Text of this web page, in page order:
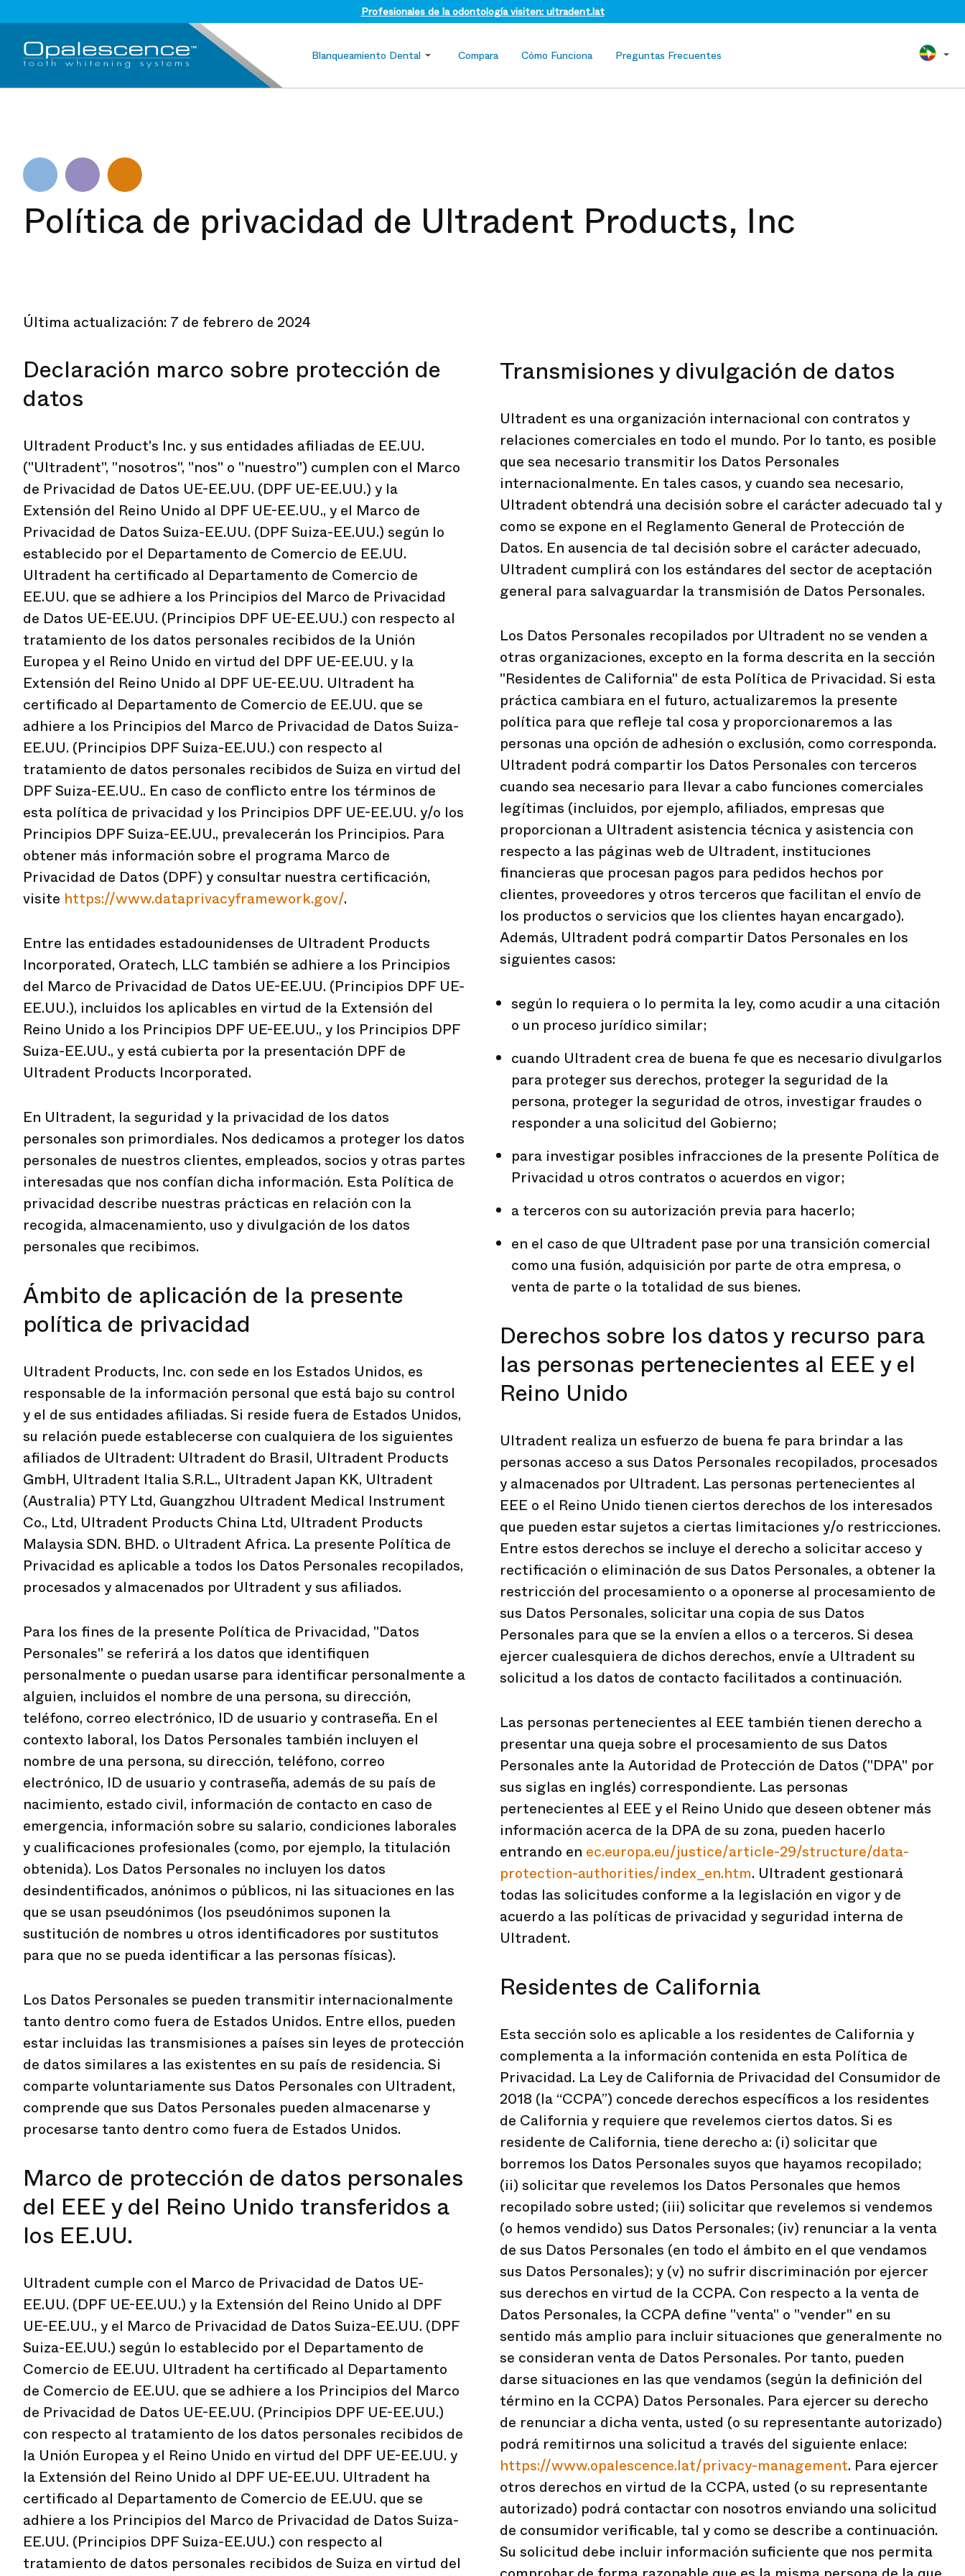
Profesionales de la odontología visiten: ultradent.lat
Blanqueamiento Dental Compara Cómo Funciona Preguntas Frecuentes
Política de privacidad de Ultradent Products, Inc
Última actualización: 7 de febrero de 2024
Declaración marco sobre protección de
datos
Ultradent Product's Inc. y sus entidades afiliadas de EE.UU.
("Ultradent", "nosotros", "nos" o "nuestro") cumplen con el Marco
de Privacidad de Datos UE-EE.UU. (DPF UE-EE.UU.) y la
Extensión del Reino Unido al DPF UE-EE.UU., y el Marco de
Privacidad de Datos Suiza-EE.UU. (DPF Suiza-EE.UU.) según lo
establecido por el Departamento de Comercio de EE.UU.
Ultradent ha certificado al Departamento de Comercio de
EE.UU. que se adhiere a los Principios del Marco de Privacidad
de Datos UE-EE.UU. (Principios DPF UE-EE.UU.) con respecto al
tratamiento de los datos personales recibidos de la Unión
Europea y el Reino Unido en virtud del DPF UE-EE.UU. y la
Extensión del Reino Unido al DPF UE-EE.UU. Ultradent ha
certificado al Departamento de Comercio de EE.UU. que se
adhiere a los Principios del Marco de Privacidad de Datos Suiza-
EE.UU. (Principios DPF Suiza-EE.UU.) con respecto al
tratamiento de datos personales recibidos de Suiza en virtud del
DPF Suiza-EE.UU.. En caso de conflicto entre los términos de
esta política de privacidad y los Principios DPF UE-EE.UU. y/o los
Principios DPF Suiza-EE.UU., prevalecerán los Principios. Para
obtener más información sobre el programa Marco de
Privacidad de Datos (DPF) y consultar nuestra certificación,
visite https://www.dataprivacyframework.gov/.
Entre las entidades estadounidenses de Ultradent Products
Incorporated, Oratech, LLC también se adhiere a los Principios
del Marco de Privacidad de Datos UE-EE.UU. (Principios DPF UE-
EE.UU.), incluidos los aplicables en virtud de la Extensión del
Reino Unido a los Principios DPF UE-EE.UU., y los Principios DPF
Suiza-EE.UU., y está cubierta por la presentación DPF de
Ultradent Products Incorporated.
En Ultradent, la seguridad y la privacidad de los datos
personales son primordiales. Nos dedicamos a proteger los datos
personales de nuestros clientes, empleados, socios y otras partes
interesadas que nos confían dicha información. Esta Política de
privacidad describe nuestras prácticas en relación con la
recogida, almacenamiento, uso y divulgación de los datos
personales que recibimos.
Ámbito de aplicación de la presente
política de privacidad
Ultradent Products, Inc. con sede en los Estados Unidos, es
responsable de la información personal que está bajo su control
y el de sus entidades afiliadas. Si reside fuera de Estados Unidos,
su relación puede establecerse con cualquiera de los siguientes
afiliados de Ultradent: Ultradent do Brasil, Ultradent Products
GmbH, Ultradent Italia S.R.L., Ultradent Japan KK, Ultradent
(Australia) PTY Ltd, Guangzhou Ultradent Medical Instrument
Co., Ltd, Ultradent Products China Ltd, Ultradent Products
Malaysia SDN. BHD. o Ultradent Africa. La presente Política de
Privacidad es aplicable a todos los Datos Personales recopilados,
procesados y almacenados por Ultradent y sus afiliados.
Para los fines de la presente Política de Privacidad, "Datos
Personales" se referirá a los datos que identifiquen
personalmente o puedan usarse para identificar personalmente a
alguien, incluidos el nombre de una persona, su dirección,
teléfono, correo electrónico, ID de usuario y contraseña. En el
contexto laboral, los Datos Personales también incluyen el
nombre de una persona, su dirección, teléfono, correo
electrónico, ID de usuario y contraseña, además de su país de
nacimiento, estado civil, información de contacto en caso de
emergencia, información sobre su salario, condiciones laborales
y cualificaciones profesionales (como, por ejemplo, la titulación
obtenida). Los Datos Personales no incluyen los datos
desindentificados, anónimos o públicos, ni las situaciones en las
que se usan pseudónimos (los pseudónimos suponen la
sustitución de nombres u otros identificadores por sustitutos
para que no se pueda identificar a las personas físicas).
Los Datos Personales se pueden transmitir internacionalmente
tanto dentro como fuera de Estados Unidos. Entre ellos, pueden
estar incluidas las transmisiones a países sin leyes de protección
de datos similares a las existentes en su país de residencia. Si
comparte voluntariamente sus Datos Personales con Ultradent,
comprende que sus Datos Personales pueden almacenarse y
procesarse tanto dentro como fuera de Estados Unidos.
Marco de protección de datos personales
del EEE y del Reino Unido transferidos a
los EE.UU.
Ultradent cumple con el Marco de Privacidad de Datos UE-
EE.UU. (DPF UE-EE.UU.) y la Extensión del Reino Unido al DPF
UE-EE.UU., y el Marco de Privacidad de Datos Suiza-EE.UU. (DPF
Suiza-EE.UU.) según lo establecido por el Departamento de
Comercio de EE.UU. Ultradent ha certificado al Departamento
de Comercio de EE.UU. que se adhiere a los Principios del Marco
de Privacidad de Datos UE-EE.UU. (Principios DPF UE-EE.UU.)
con respecto al tratamiento de los datos personales recibidos de
la Unión Europea y el Reino Unido en virtud del DPF UE-EE.UU. y
la Extensión del Reino Unido al DPF UE-EE.UU. Ultradent ha
certificado al Departamento de Comercio de EE.UU. que se
adhiere a los Principios del Marco de Privacidad de Datos Suiza-
EE.UU. (Principios DPF Suiza-EE.UU.) con respecto al
tratamiento de datos personales recibidos de Suiza en virtud del
Transmisiones y divulgación de datos
Ultradent es una organización internacional con contratos y
relaciones comerciales en todo el mundo. Por lo tanto, es posible
que sea necesario transmitir los Datos Personales
internacionalmente. En tales casos, y cuando sea necesario,
Ultradent obtendrá una decisión sobre el carácter adecuado tal y
como se expone en el Reglamento General de Protección de
Datos. En ausencia de tal decisión sobre el carácter adecuado,
Ultradent cumplirá con los estándares del sector de aceptación
general para salvaguardar la transmisión de Datos Personales.
Los Datos Personales recopilados por Ultradent no se venden a
otras organizaciones, excepto en la forma descrita en la sección
"Residentes de California" de esta Política de Privacidad. Si esta
práctica cambiara en el futuro, actualizaremos la presente
política para que refleje tal cosa y proporcionaremos a las
personas una opción de adhesión o exclusión, como corresponda.
Ultradent podrá compartir los Datos Personales con terceros
cuando sea necesario para llevar a cabo funciones comerciales
legítimas (incluidos, por ejemplo, afiliados, empresas que
proporcionan a Ultradent asistencia técnica y asistencia con
respecto a las páginas web de Ultradent, instituciones
financieras que procesan pagos para pedidos hechos por
clientes, proveedores y otros terceros que facilitan el envío de
los productos o servicios que los clientes hayan encargado).
Además, Ultradent podrá compartir Datos Personales en los
siguientes casos:
según lo requiera o lo permita la ley, como acudir a una citación
o un proceso jurídico similar;
cuando Ultradent crea de buena fe que es necesario divulgarlos
para proteger sus derechos, proteger la seguridad de la
persona, proteger la seguridad de otros, investigar fraudes o
responder a una solicitud del Gobierno;
para investigar posibles infracciones de la presente Política de
Privacidad u otros contratos o acuerdos en vigor;
a terceros con su autorización previa para hacerlo;
en el caso de que Ultradent pase por una transición comercial
como una fusión, adquisición por parte de otra empresa, o
venta de parte o la totalidad de sus bienes.
Derechos sobre los datos y recurso para
las personas pertenecientes al EEE y el
Reino Unido
Ultradent realiza un esfuerzo de buena fe para brindar a las
personas acceso a sus Datos Personales recopilados, procesados
y almacenados por Ultradent. Las personas pertenecientes al
EEE o el Reino Unido tienen ciertos derechos de los interesados
que pueden estar sujetos a ciertas limitaciones y/o restricciones.
Entre estos derechos se incluye el derecho a solicitar acceso y
rectificación o eliminación de sus Datos Personales, a obtener la
restricción del procesamiento o a oponerse al procesamiento de
sus Datos Personales, solicitar una copia de sus Datos
Personales para que se la envíen a ellos o a terceros. Si desea
ejercer cualesquiera de dichos derechos, envíe a Ultradent su
solicitud a los datos de contacto facilitados a continuación.
Las personas pertenecientes al EEE también tienen derecho a
presentar una queja sobre el procesamiento de sus Datos
Personales ante la Autoridad de Protección de Datos ("DPA" por
sus siglas en inglés) correspondiente. Las personas
pertenecientes al EEE y el Reino Unido que deseen obtener más
información acerca de la DPA de su zona, pueden hacerlo
entrando en ec.europa.eu/justice/article-29/structure/data-
protection-authorities/index_en.htm. Ultradent gestionará
todas las solicitudes conforme a la legislación en vigor y de
acuerdo a las políticas de privacidad y seguridad interna de
Ultradent.
Residentes de California
Esta sección solo es aplicable a los residentes de California y
complementa a la información contenida en esta Política de
Privacidad. La Ley de California de Privacidad del Consumidor de
2018 (la “CCPA”) concede derechos específicos a los residentes
de California y requiere que revelemos ciertos datos. Si es
residente de California, tiene derecho a: (i) solicitar que
borremos los Datos Personales suyos que hayamos recopilado;
(ii) solicitar que revelemos los Datos Personales que hemos
recopilado sobre usted; (iii) solicitar que revelemos si vendemos
(o hemos vendido) sus Datos Personales; (iv) renunciar a la venta
de sus Datos Personales (en todo el ámbito en el que vendamos
sus Datos Personales); y (v) no sufrir discriminación por ejercer
sus derechos en virtud de la CCPA. Con respecto a la venta de
Datos Personales, la CCPA define "venta" o "vender" en su
sentido más amplio para incluir situaciones que generalmente no
se consideran venta de Datos Personales. Por tanto, pueden
darse situaciones en las que vendamos (según la definición del
término en la CCPA) Datos Personales. Para ejercer su derecho
de renunciar a dicha venta, usted (o su representante autorizado)
podrá remitirnos una solicitud a través del siguiente enlace:
https://www.opalescence.lat/privacy-management. Para ejercer
otros derechos en virtud de la CCPA, usted (o su representante
autorizado) podrá contactar con nosotros enviando una solicitud
de consumidor verificable, tal y como se describe a continuación.
Su solicitud debe incluir información suficiente que nos permita